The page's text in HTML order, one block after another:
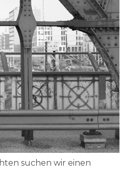
suchen wir einen